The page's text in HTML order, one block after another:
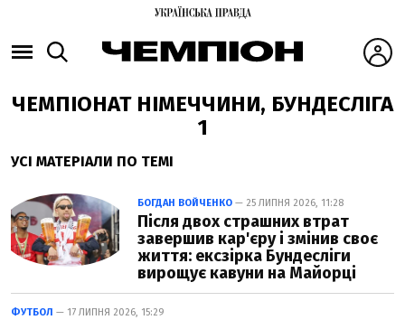
ЧЕМПІОНАТ НІМЕЧЧИНИ, БУНДЕСЛІГА
1
УСІ МАТЕРІАЛИ ПО ТЕМІ
БОГДАН ВОЙЧЕНКО — 25 ЛИПНЯ 2026, 11:28
Після двох страшних втрат
завершив кар'єру і змінив своє
життя: ексзірка Бундесліги
вирощує кавуни на Майорці
ФУТБОЛ — 17 ЛИПНЯ 2026, 15:29